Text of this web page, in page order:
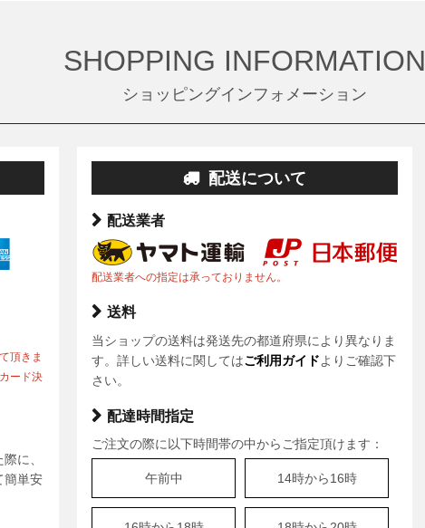
SHOPPING INFORMATION
ショッピングインフォメーション
頂きま
ード決
に、
簡単安
配送について
配送業者
配送業者への指定は承っておりません。
送料
当ショップの送料は発送先の都道府県により異なりま
す。詳しい送料に関してはご利用ガイドよりご確認下
さい。
配達時間指定
ご注文の際に以下時間帯の中からご指定頂けます：
午前中 14時から16時